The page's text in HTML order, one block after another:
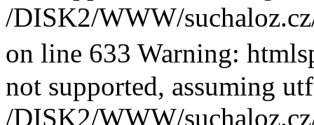
/DISK2/WWW/
on line 633 Warning:
not supported, assuming
/DISK2/WWW/